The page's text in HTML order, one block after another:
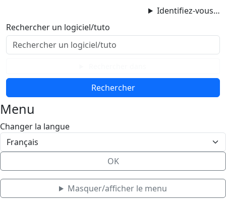
Identifiez-vous…
Contenu principal
Menu
Bas de page
Rechercher un logiciel/tuto
Menu
Changer la langue
OK
Masquer/afficher le menu